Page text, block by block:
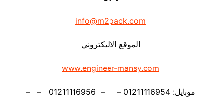
info@m2pack.com
الموقع الاليكتروني
www.engineer-mansy.com
موبايل: 01211116954 – – 01211116956 – –